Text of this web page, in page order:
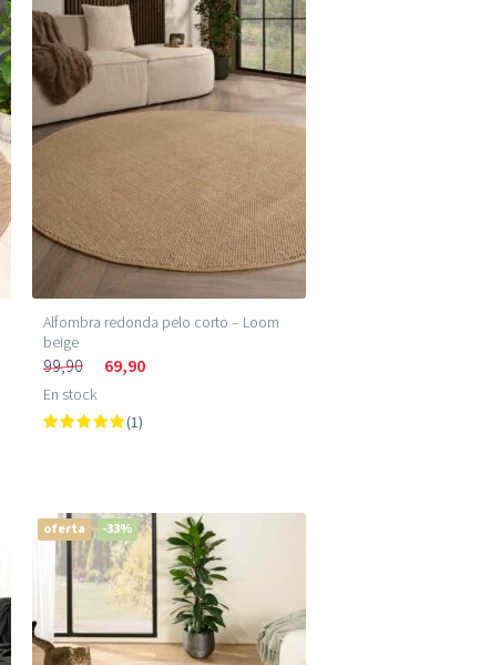
Alfombra redonda pelo corto – Loom
beige
99,90 69,90
En stock
(1)
oferta -33%